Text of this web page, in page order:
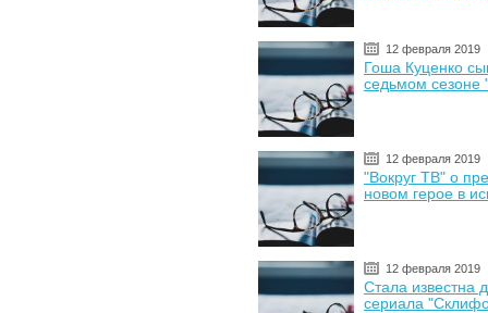
12 февраля 2019
Гоша Куценко
седьмом сезоне
12 февраля 2019
"Вокруг ТВ" о
новом герое в
12 февраля 2019
Стала известна
сериала